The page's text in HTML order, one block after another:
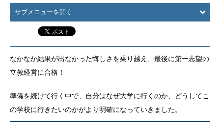
サブメニューを開く
なかなか結果が出なかった悔しさを乗り越え、最後に第一志望の
立教経営に合格！
準備を続けて行く中で、自分はなぜ大学に行くのか、どうしてこ
の学校に行きたいのかがより明確になっていきました。